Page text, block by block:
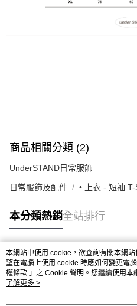
商品相關分類 (2)
UnderSTAND日常服飾
日常服飾及配件 • 上衣 - 短袖
本分類熱銷全站排行
熱門標籤
本網站中使用 cookie，欲查詢有關本網
望在電腦上使用 cookie 時應如何變更電
權條款 」之 Cookie 聲明。您繼續使用
用條款之 Cookie 聲明使用 cookie。
了解更多 >